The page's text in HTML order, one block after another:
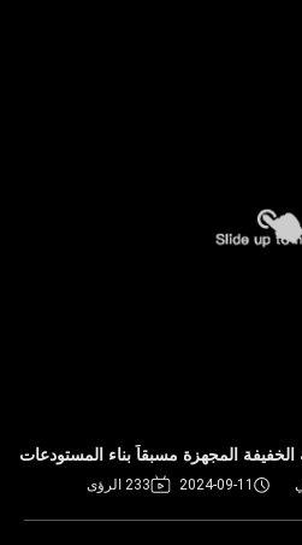
الخفيفة المجهزة مسبقاً بناء المستودعات
2024-09-11 233 الرؤى